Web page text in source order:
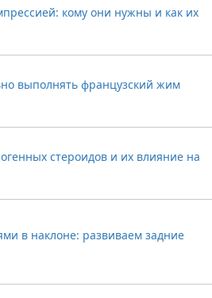
кому они нужны и как их
выполнять французский жим
стероидов и их влияние на
в наклоне: развиваем задние